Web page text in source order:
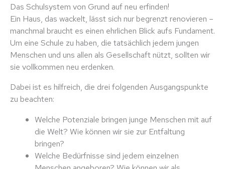
Das Schulsystem von Grund auf neu erfinden!
Ein Haus, das wackelt, lässt sich nur begrenzt renovieren –
manchmal braucht es einen ehrlichen Blick aufs Fundament.
Um eine Schule zu haben, die tatsächlich jedem jungen
Menschen und uns allen als Gesellschaft nützt, sollten wir
sie vollkommen neu erdenken.
Dabei ist es hilfreich, die drei folgenden Ausgangspunkte
zu beachten:
Welche Potenziale bringen junge Menschen mit auf
die Welt? Wie können wir sie zur Entfaltung
bringen?
Welche Bedürfnisse sind jedem einzelnen